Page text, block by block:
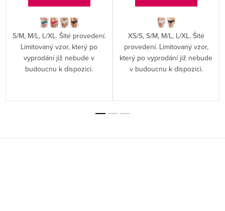
S/M, M/L, L/XL. Šité provedení.
Limitovaný vzor, který po
vyprodání již nebude v
budoucnu k dispozici.
XS/S, S/M, M/L, L/XL. Šité
provedení. Limitovaný vzor,
který po vyprodání již nebude
v budoucnu k dispozici.